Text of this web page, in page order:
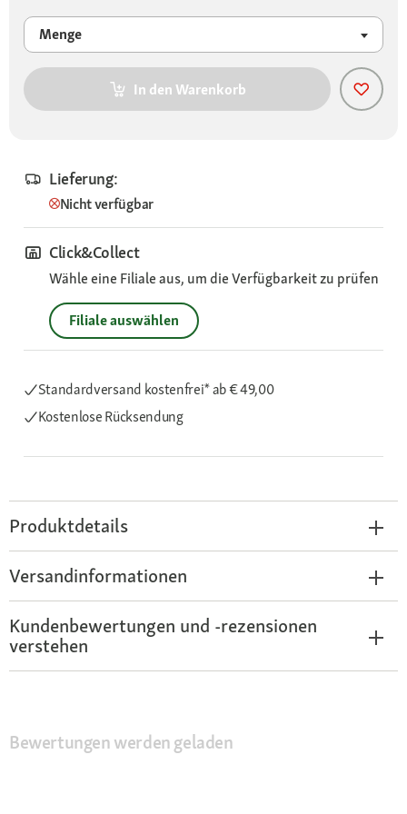
Menge
In den Warenkorb
Lieferung:
Nicht verfügbar
Click&Collect
Wähle eine Filiale aus, um die Verfügbarkeit zu prüfen
Filiale auswählen
Standardversand kostenfrei*ab € 49,00
Kostenlose Rücksendung
Produktdetails
Versandinformationen
Kundenbewertungen und -rezensionen
verstehen
Bewertungen werden geladen